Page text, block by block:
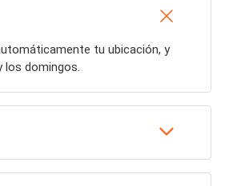
tu ubicación, y
los domingos.